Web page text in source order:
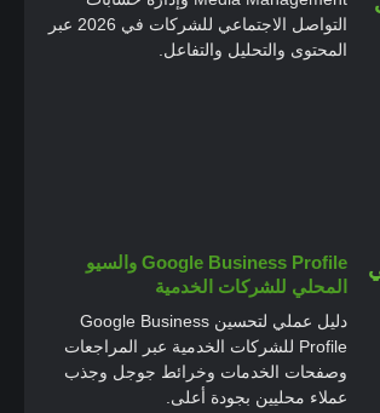
التواصل الاجتماعي للشركات في 2026 عبر
المحتوى والتحليل والتفاعل.
Google Business Profile والسيو
المحلي للشركات الخدمية
دليل عملي لتحسين Google Business
Profile للشركات الخدمية عبر المراجعات
وصفحات الخدمات وخرائط جوجل وجذب
عملاء محليين بجودة أعلى.